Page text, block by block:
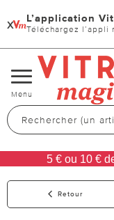
x L’application
Téléchargez l’appli
Changer
de
navigation
Menu
5 € ou 10 €
Retour